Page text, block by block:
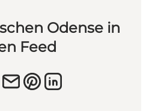
Odense in
Feed